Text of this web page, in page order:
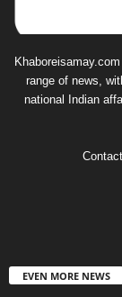
range of news,
national Indian
EVEN MORE NEWS